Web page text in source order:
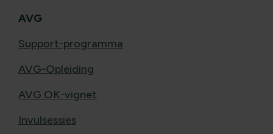
AVG
Support-programma
AVG-Opleiding
AVG OK-vignet
Invulsessies